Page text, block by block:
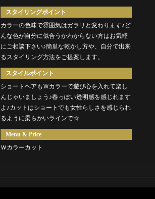
スタイリングポイント
カラーの色味で雰囲気はガラリと変わります♪ど
んな色が自分に似合うかわからない方はお気軽
にご相談下さい♪簡単な乾かし方や、自分で出来
るスタイリング方法をご提案します。
スタイルポイント
ショートヘアもＷカラーで遊び心を入れて楽し
んじゃいましょう♪春っぽい透明感を感じれます
よ♪カットはショートでも女性らしさを感じられ
るように柔らかいラインで☆
Menu & Price
Ｗカラーカット